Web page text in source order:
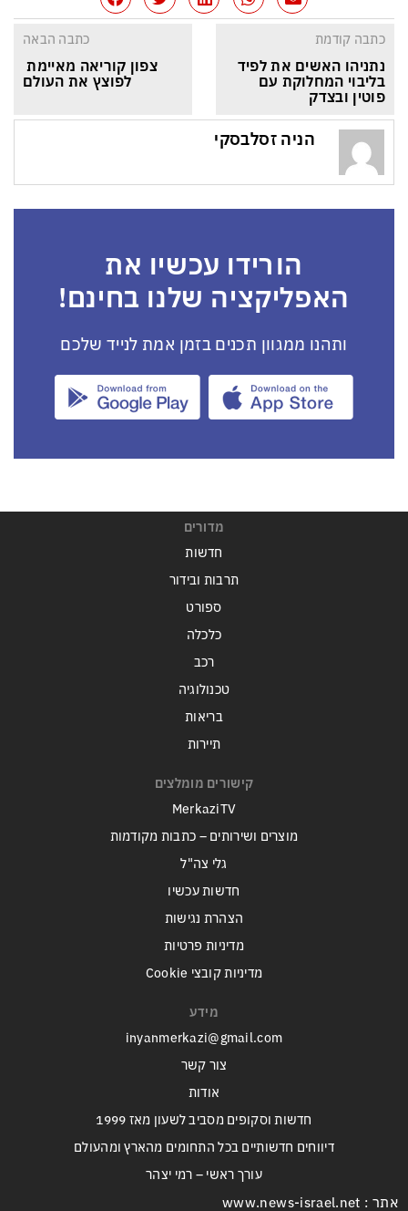
כתבה קודמת
נתניהו האשים את לפיד
בליבוי המחלוקת עם
פוטין ובצדק
כתבה הבאה
צפון קוריאה מאיימת
לפוצץ את העולם
הניה זסלבסקי
הורידו עכשיו את
האפליקציה שלנו בחינם!
ותהנו ממגוון תכנים בזמן אמת לנייד שלכם
מדורים
חדשות
תרבות ובידור
ספורט
כלכלה
רכב
טכנולוגיה
בריאות
תיירות
קישורים מומלצים
MerkaziTV
מוצרים ושירותים – כתבות מקודמות
גלי צה"ל
חדשות עכשיו
הצהרת נגישות
מדיניות פרטיות
מדיניות קובצי Cookie
מידע
inyanmerkazi@gmail.com
צור קשר
אודות
חדשות וסקופים מסביב לשעון מאז 1999
דיווחים חדשותיים בכל התחומים מהארץ ומהעולם
עורך ראשי – רמי יצהר
אתר : www.news-israel.net